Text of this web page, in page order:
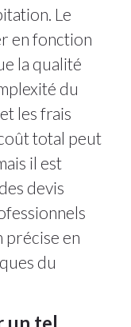
Le
en fonction
la qualité
du
les frais
total peut
il est
devis
en
du
un tel